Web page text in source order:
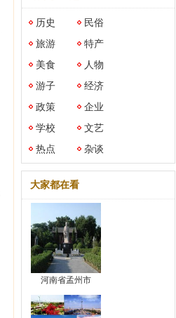
历史
民俗
旅游
特产
美食
人物
游子
经济
政策
企业
学校
文艺
热点
杂谈
大家都在看
河南省孟州市